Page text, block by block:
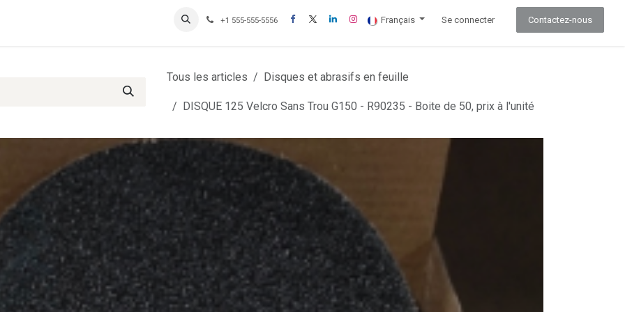
Inscription Clients professionnels+1 555-555-5556 Français Se connecter Contactez-nous
Tous les articles Disques et abrasifs en feuille
DISQUE 125 Velcro Sans Trou G150 - R90235 - Boite de 50, prix à l'unité